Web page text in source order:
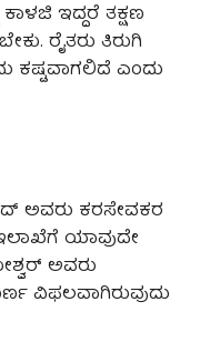
ಇದ್ದರೆ‌ ತಕ್ಷಣ
ರೈತರು ತಿರುಗಿ
ಕಷ್ಟವಾಗಲಿದೆ ಎಂದು
ಅವರು ಕರಸೇವಕರ
ಯಾವುದೇ
ಅವರು
ವಿಫಲವಾಗಿರುವುದು